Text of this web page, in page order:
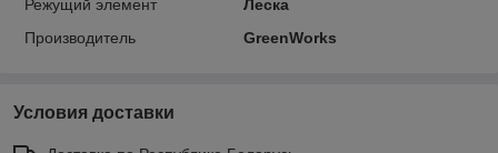
Режущий элемент
Леска
Производитель
GreenWorks
Условия доставки